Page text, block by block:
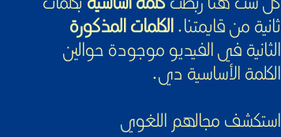
ثانية من قايمتنا.الكلمات المذكورة
الثانية في الفيديو موجودة حوالين
الكلمة الأساسية دي.
استكشف مجالهم اللغوي